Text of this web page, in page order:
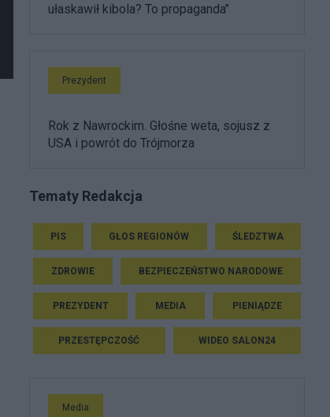
ułaskawił kibola? To propaganda"
Prezydent
Rok z Nawrockim. Głośne weta, sojusz z
USA i powrót do Trójmorza
Tematy Redakcja
PIS GŁOS REGIONÓW ŚLEDZTWA
ZDROWIE BEZPIECZEŃSTWO NARODOWE
PREZYDENT MEDIA PIENIĄDZE
PRZESTĘPCZOŚĆ WIDEO SALON24
Media